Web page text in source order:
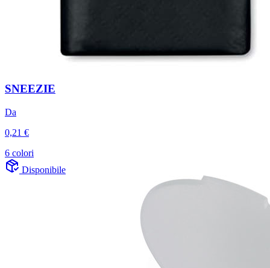
SNEEZIE
Da
0,21 €
6 colori
Disponibile